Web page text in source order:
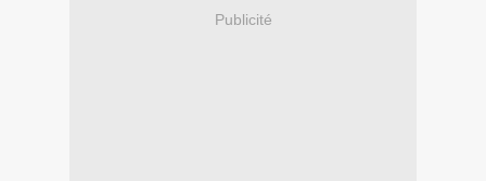
Publicité